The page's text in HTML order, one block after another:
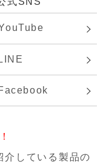
LINE
介している製品の